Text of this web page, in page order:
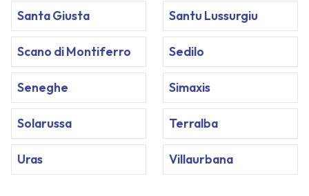
Santa Giusta Santu Lussurgiu
Scano di Montiferro Sedilo
Seneghe Simaxis
Solarussa Terralba
Uras Villaurbana